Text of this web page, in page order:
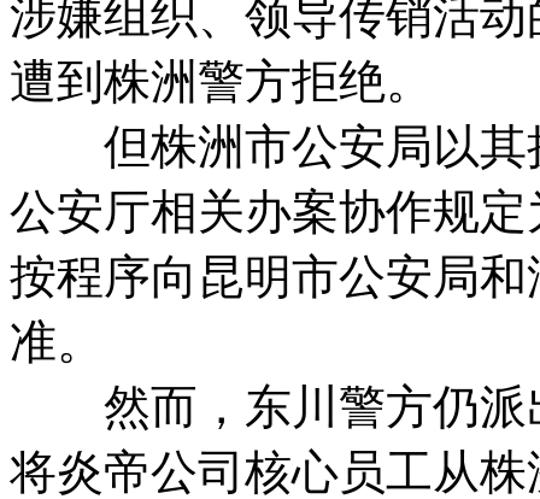
涉嫌组织、领导传销活
遭到株洲警方拒绝。
但株洲市公安局以其
公安厅相关办案协作规
按程序向昆明市公安局
准。
然而，东川警方仍派
将炎帝公司核心员工从